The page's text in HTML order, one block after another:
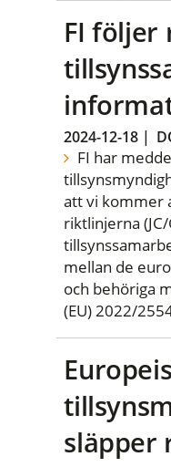
FI följer
2024-12-18 |
FI har
att vi kommer
riktlinjerna
mellan de
och behöriga
(EU) 2022/
släpper